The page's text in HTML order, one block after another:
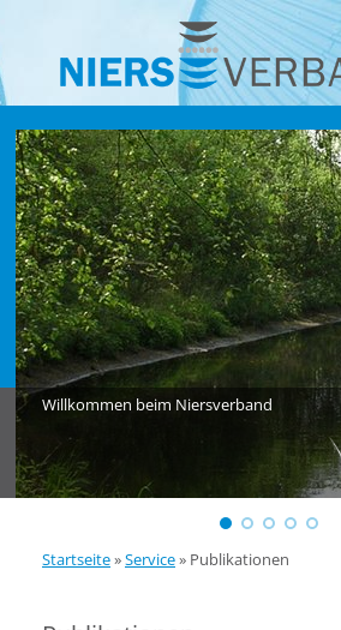
Willkommen beim Niersverband
Startseite»Service» Publikationen